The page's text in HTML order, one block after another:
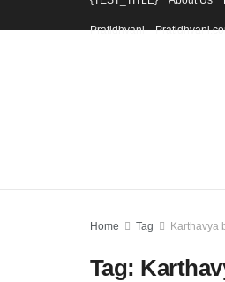
Pratidhvani
Home Tag Karthavya
Tag: